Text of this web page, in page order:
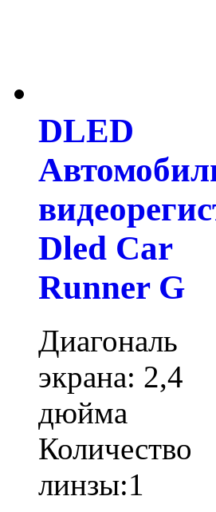
DLED
Dled Car
Runner G
Диагональ
экрана: 2,4
дюйма
Количество
линзы:1